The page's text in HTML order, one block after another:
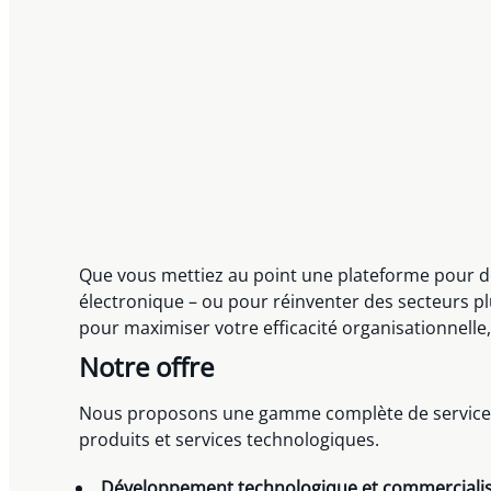
Que vous mettiez au point une plateforme pour
électronique – ou pour réinventer des secteurs
pour maximiser votre efficacité
Notre offre
Nous proposons une gamme complète de
produits et services technologiques.